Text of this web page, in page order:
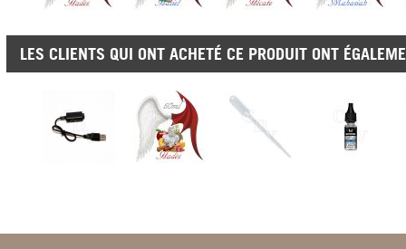
LES CLIENTS QUI ONT ACHETÉ CE PRODUIT ONT